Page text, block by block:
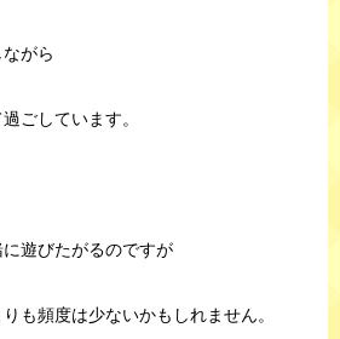
がら
ごしています。
遊びたがるのですが
も頻度は少ないかもしれません。